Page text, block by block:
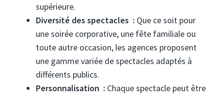
supérieure.
Diversité des spectacles : Que ce soit pour
une soirée corporative, une fête familiale ou
toute autre occasion, les agences proposent
une gamme variée de spectacles adaptés à
différents publics.
Personnalisation : Chaque spectacle peut être